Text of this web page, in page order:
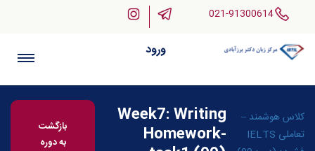
021-91300614
ورود
کلاس هوشمند –
تعاملی IELTS
Week7: Writing
Homework-
بازگشت
به دوره